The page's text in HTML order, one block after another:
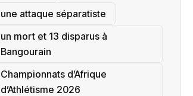
une attaque séparatiste
un mort et 13 disparus à
Bangourain
‎Championnats d’Afrique
d’Athlétisme 2026